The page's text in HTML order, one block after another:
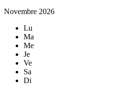
Novembre 2026
Lu
Ma
Me
Je
Ve
Sa
Di